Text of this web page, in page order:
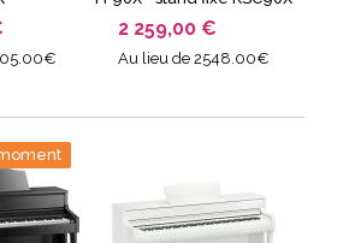
2 259,00 €
Au lieu de 2548.00€